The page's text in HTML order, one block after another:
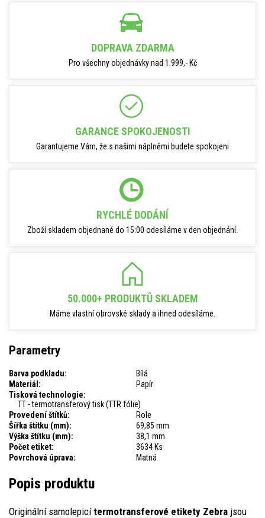
DOPRAVA ZDARMA
Pro všechny objednávky nad 1.999,- Kč
GARANCE SPOKOJENOSTI
Garantujeme Vám, že s našimi náplněmi budete spokojeni
RYCHLÉ DODÁNÍ
Zboží skladem objednané do 15:00 odesíláme v den objednání.
50.000+ PRODUKTŮ SKLADEM
Máme vlastní obrovské sklady a ihned odesíláme.
Parametry
Barva podkladu:
Bílá
Materiál:
Papír
Tisková technologie:
TT - termotransferový tisk (TTR fólie)
Provedení štítků:
Role
Šířka štítku (mm):
69,85 mm
Výška štítku (mm):
38,1 mm
Počet etiket:
3634 Ks
Povrchová úprava:
Matná
Popis produktu
Originální samolepicí termotransferové etikety Zebra jsou